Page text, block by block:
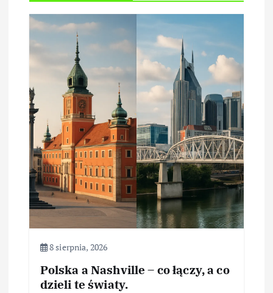
8 sierpnia, 2026
Polska a Nashville – co łączy, a co
dzieli te światy.